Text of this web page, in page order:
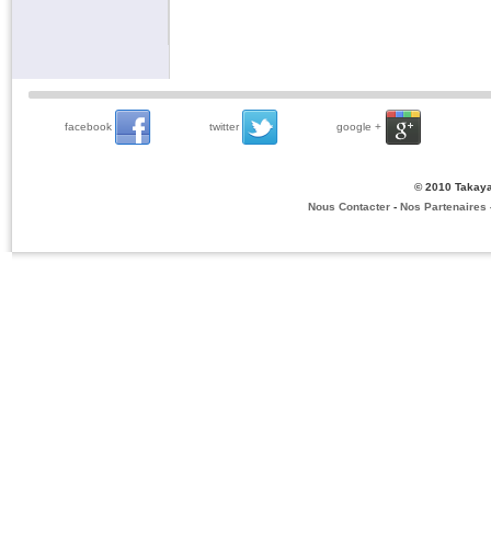
facebook twitter google +
© 2010
Nous Contacter - Nos Partenaires